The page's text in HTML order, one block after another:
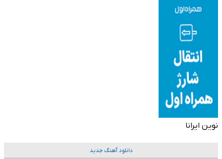
نوین ایرانا
دانلود آهنگ جدید